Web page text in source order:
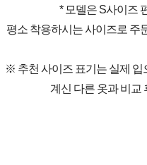
* 모델은 S사이즈
평소 착용하시는 사이즈로 주
※ 추천 사이즈 표기는 실제 입
계신 다른 옷과 비교